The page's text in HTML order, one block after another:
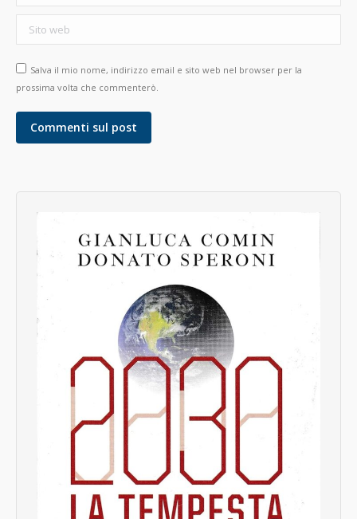
Sito web
Salva il mio nome, indirizzo email e sito web nel browser per la
prossima volta che commenterò.
Commenti sul post